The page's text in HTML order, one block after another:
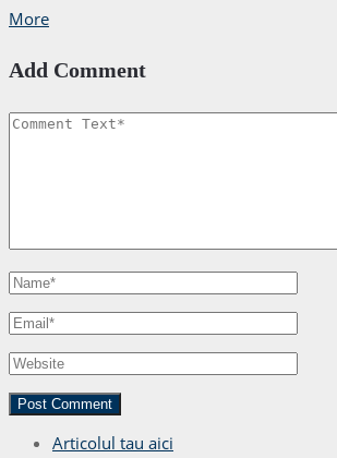
More
Add Comment
Articolul tau aici